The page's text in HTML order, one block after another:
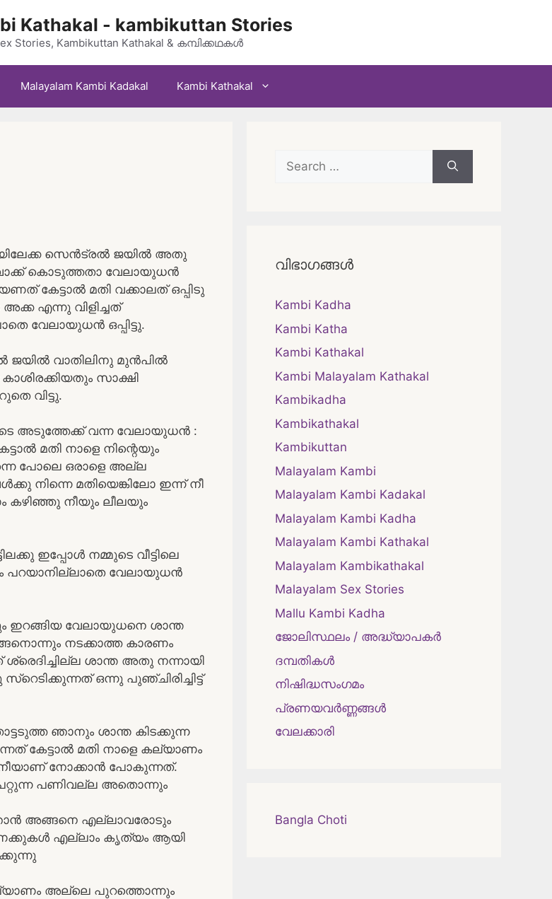
Kathakal - kambikuttan Stories
Stories, Kambikuttan Kathakal & കമ്പിക്കഥകൾ
Malayalam Kambi Kadakal Kambi Kathakal
സെൻട്രൽ ജയിൽ അതു
കൊടുത്തതാ വേലായുധൻ
കേട്ടാൽ മതി വക്കാലത് ഒപ്പിടു
എന്നു വിളിച്ചത്
വേലായുധൻ ഒപ്പിട്ടു.
ജയിൽ വാതിലിനു മുൻപിൽ
സാക്ഷി
വിട്ടു.
അടുത്തേക്ക് വന്ന വേലായുധൻ :
മതി നാളെ നിന്റെയും
പോലെ ഒരാളെ അല്ല
നിന്നെ മതിയെങ്കിലോ ഇന്ന് നീ
കഴിഞ്ഞു നീയും ലീലയും
ഇപ്പോൾ നമ്മുടെ വീട്ടിലെ
പറയാനില്ലാതെ വേലായുധൻ
ഇറങ്ങിയ വേലായുധനെ ശാന്ത
നടക്കാത്ത കാരണം
ശാന്ത അതു നന്നായി
ഒന്നു പുഞ്ചിരിച്ചിട്ട്
ഞാനും ശാന്ത കിടക്കുന്ന
കേട്ടാൽ മതി നാളെ കല്യാണം
നീയാണ് നോക്കാൻ പോകുന്നത്.
പണിവല്ല അതൊന്നും
ഞാൻ അങ്ങനെ എല്ലാവരോടും
എല്ലാം കൃത്യം ആയി
അല്ലെ പുറത്തൊന്നും
Search
for:
വിഭാഗങ്ങൾ
Kambi Kadha
Kambi Katha
Kambi Kathakal
Kambi Malayalam Kathakal
Kambikadha
Kambikathakal
Kambikuttan
Malayalam Kambi
Malayalam Kambi Kadakal
Malayalam Kambi Kadha
Malayalam Kambi Kathakal
Malayalam Kambikathakal
Malayalam Sex Stories
Mallu Kambi Kadha
ജോലിസ്ഥലം / അദ്ധ്യാപകർ
ദമ്പതികള്‍
നിഷിദ്ധസംഗമം
പ്രണയവർണ്ണങ്ങൾ
വേലക്കാരി
Bangla Choti